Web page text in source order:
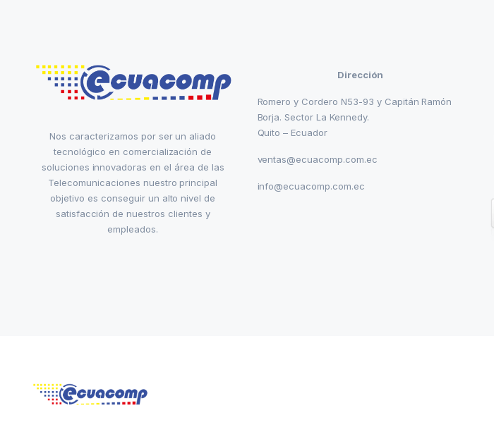
Nos caracterizamos por ser un aliado
tecnológico en comercialización de
soluciones innovadoras en el área de las
Telecomunicaciones nuestro principal
objetivo es conseguir un alto nivel de
satisfacción de nuestros clientes y
empleados.
Dirección
Romero y Cordero N53-93 y Capitán Ramón
Borja. Sector La Kennedy.
Quito – Ecuador
ventas@ecuacomp.com.ec
info@ecuacomp.com.ec